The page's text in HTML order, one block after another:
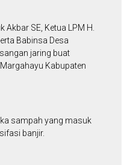
SE, Ketua LPM H.
Babinsa Desa
jaring buat
Kabupaten
sampah yang masuk
banjir.